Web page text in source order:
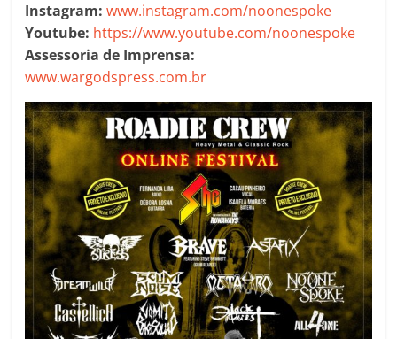
Instagram: www.instagram.com/noonespoke
Youtube: https://www.youtube.com/noonespoke
Assessoria de Imprensa:
www.wargodspress.com.br